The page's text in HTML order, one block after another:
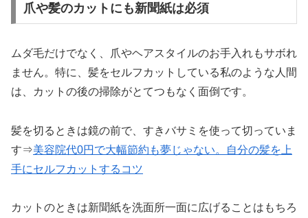
爪や髪のカットにも新聞紙は必須
ムダ毛だけでなく、爪やヘアスタイルのお手入れもサボれ
ません。特に、髪をセルフカットしている私のような人間
は、カットの後の掃除がとてつもなく面倒です。
髪を切るときは鏡の前で、すきバサミを使って切っていま
す⇒美容院代0円で大幅節約も夢じゃない。自分の髪を上
手にセルフカットするコツ
カットのときは新聞紙を洗面所一面に広げることはもちろ